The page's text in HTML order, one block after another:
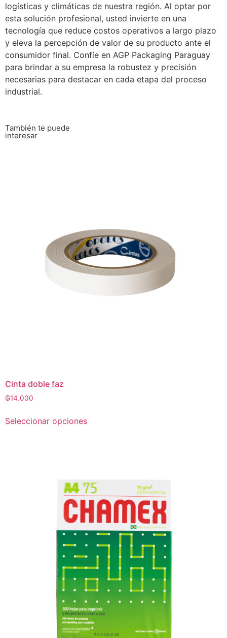
logísticas y climáticas de nuestra región. Al optar por
esta solución profesional, usted invierte en una
tecnología que reduce costos operativos a largo plazo
y eleva la percepción de valor de su producto ante el
consumidor final. Confíe en AGP Packaging Paraguay
para brindar a su empresa la robustez y precisión
necesarias para destacar en cada etapa del proceso
industrial.
También te puede
interesar
Cinta doble faz
₲14.000
Seleccionar opciones